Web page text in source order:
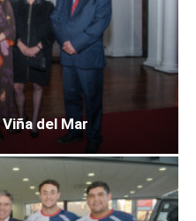
del Mar